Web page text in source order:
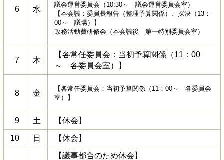
6 水
議会運営委員会（10:30～ 議会運営委員会室）
【本会議：委員長報告（整理予算関係）、採決（13：
00～ 議場）】
政務活動費研修会（本会議後 第一特別委員会室）
7 木
【各常任委員会：当初予算関係（11：00
～ 各委員会室）】
8 金
【各常任委員会：当初予算関係（11：00～ 各委員会
室）】
9 土 【休会】
10 日 【休会】
【議事都合のため休会】